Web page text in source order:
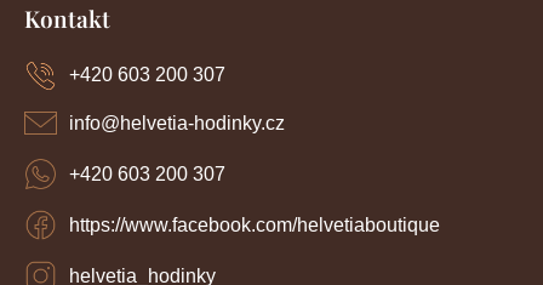
Kontakt
info@helvetia-hodinky.cz
+420 603 200 307
https://www.facebook.com/helvetiaboutique
helvetia_hodinky
+420 603 200 307